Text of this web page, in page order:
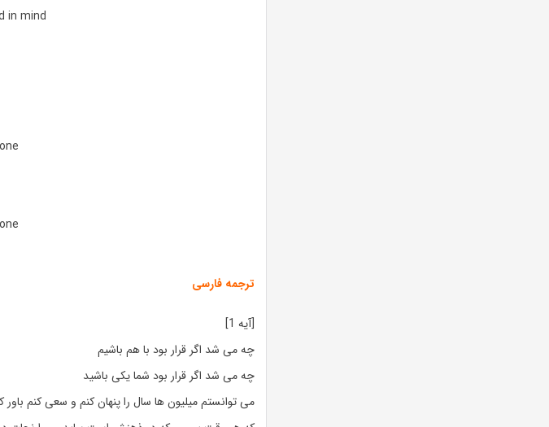
in mind
ترجمه فارسی
[آیه 1]
چه می شد اگر قرار بود با هم باشیم
چه می شد اگر قرار بود شما یکی باشید
می توانستم میلیون ها سال را پنهان کنم و سعی کنم باور